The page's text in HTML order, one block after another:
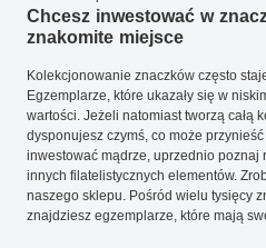
Chcesz inwestować w
znakomite miejsce
Kolekcjonowanie znaczków często
Egzemplarze, które ukazały się w
wartości. Jeżeli natomiast tworzą całą
dysponujesz czymś, co może
inwestować mądrze, uprzednio poznaj
innych filatelistycznych elementów.
naszego sklepu. Pośród wielu tysięcy
znajdziesz egzemplarze, które mają